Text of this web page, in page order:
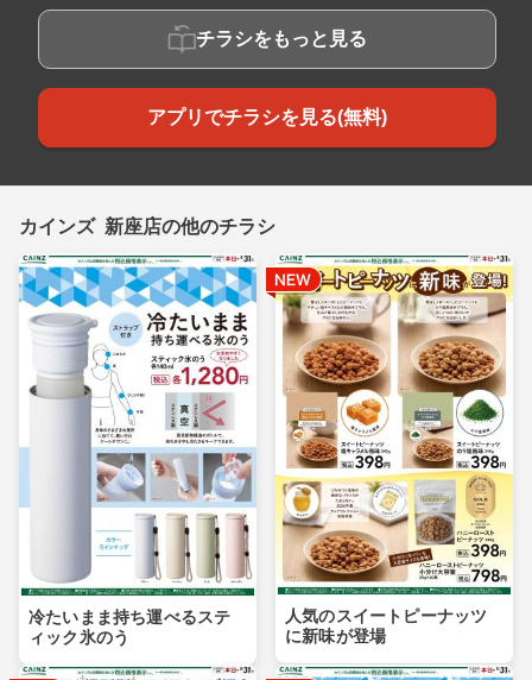
チラシをもっと見る
アプリでチラシを見る(無料)
カインズ 新座店の他のチラシ
冷たいまま持ち運べるステ
ィック氷のう
人気のスイートピーナッツ
に新味が登場